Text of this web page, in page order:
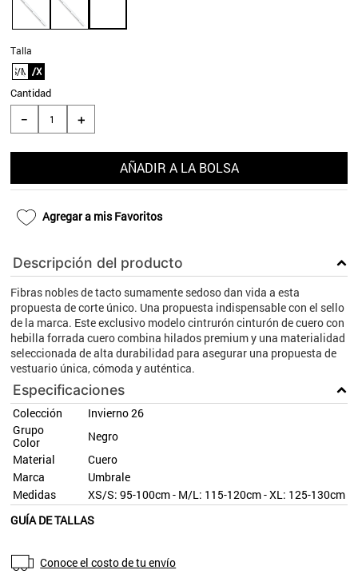
Talla
S/M L/XL
Cantidad
＋
－
AÑADIR A LA BOLSA
Agregar a mis Favoritos
Descripción del producto
Fibras nobles de tacto sumamente sedoso dan vida a esta
propuesta de corte único. Una propuesta indispensable con el sello
de la marca. Este exclusivo modelo cintrurón cinturón de cuero con
hebilla forrada cuero combina hilados premium y una materialidad
seleccionada de alta durabilidad para asegurar una propuesta de
vestuario única, cómoda y auténtica.
Especificaciones
Colección
Invierno 26
Grupo
Color
Negro
Material
Cuero
Marca
Umbrale
Medidas
XS/S: 95-100cm - M/L: 115-120cm - XL: 125-130cm
GUÍA DE TALLAS
Conoce el costo de tu envío
collar
10